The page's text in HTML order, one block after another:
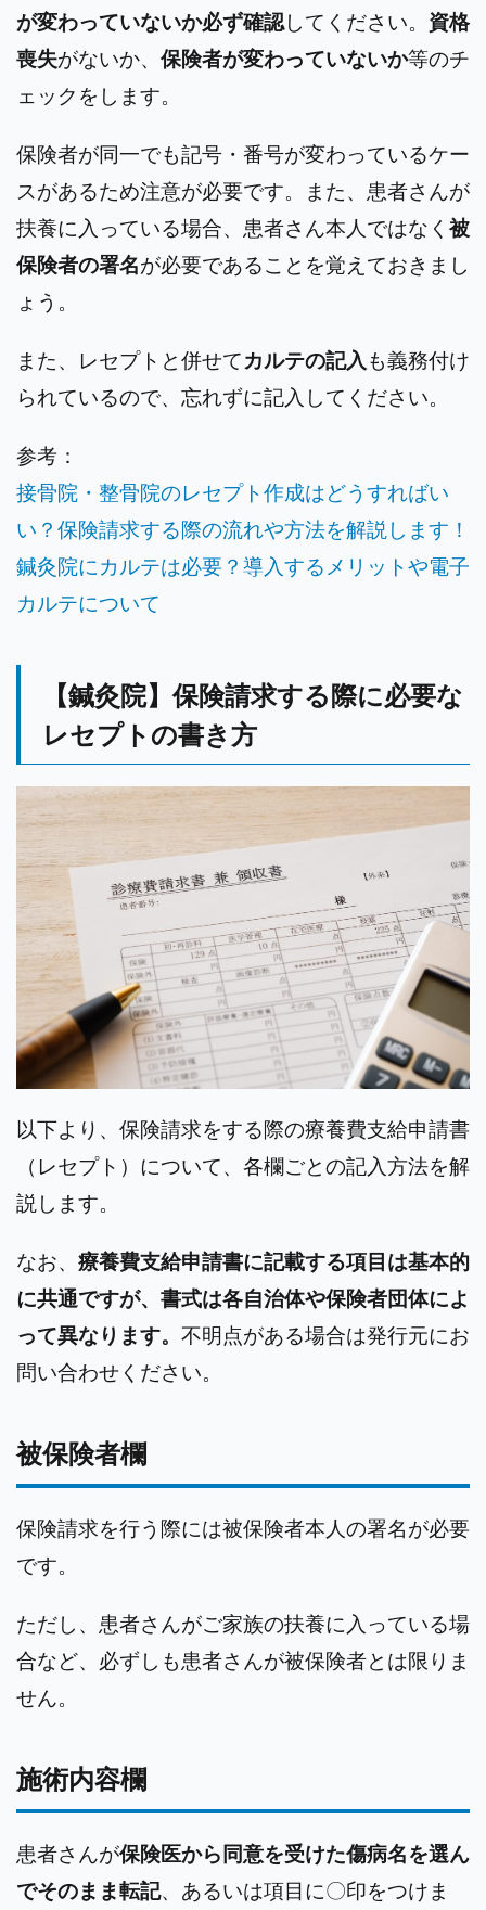
が変わっていないか必ず確認してください。 資格
喪失がないか、 保険者が変わっていないか等のチ
ェックをします。
保険者が同一でも記号・番号が変わっているケー
スがあるため注意が必要です。また、患者さんが
扶養に入っている場合、患者さん本人ではなく 被
保険者の署名が必要であることを覚えておきまし
ょう。
また、レセプトと併せてカルテの記入 も義務付け
られているので、忘れずに記入してください。
参考：
接骨院・整骨院のレセプト作成はどうすればい
い？保険請求する際の流れや方法を解説します！
鍼灸院にカルテは必要？導入するメリットや電子
カルテについて
【鍼灸院】保険請求する際に必要な
レセプトの書き方
以下より、保険請求をする際の療養費支給申請書
（レセプト）について、各欄ごとの記入方法を解
説します。
なお、 療養費支給申請書に記載する項目は基本的
に共通ですが、書式は各自治体や保険者団体によ
って異なります。 不明点がある場合は発行元にお
問い合わせください。
被保険者欄
保険請求を行う際には被保険者本人の署名が必要
です。
ただし、患者さんがご家族の扶養に入っている場
合など、必ずしも患者さんが被保険者とは限りま
せん。
施術内容欄
患者さんが保険医から同意を受けた傷病名を選ん
でそのまま転記、あるいは項目に〇印をつけま